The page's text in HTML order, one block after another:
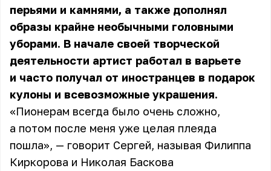
перьями и камнями, а также дополнял
образы крайне необычными головными
уборами. В начале своей творческой
деятельности артист работал в варьете
и часто получал от иностранцев в подарок
кулоны и всевозможные украшения.
«Пионерам всегда было очень сложно,
а потом после меня уже целая плеяда
пошла», — говорит Сергей, называя Филиппа
Киркорова и Николая Баскова